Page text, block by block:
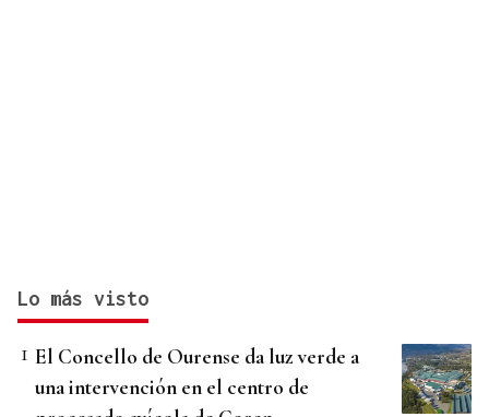
Lo más visto
El Concello de Ourense da luz verde a
una intervención en el centro de